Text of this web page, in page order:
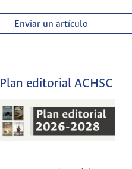
Enviar un artículo
Plan editorial ACHSC